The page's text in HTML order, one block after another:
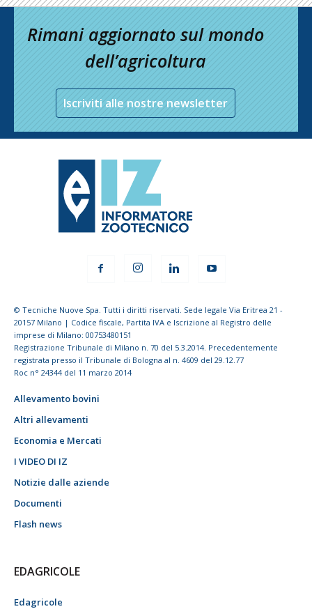
Rimani aggiornato sul mondo
dell’agricoltura
Iscriviti alle nostre newsletter
© Tecniche Nuove Spa. Tutti i diritti riservati. Sede legale Via Eritrea 21 -
20157 Milano | Codice fiscale, Partita IVA e Iscrizione al Registro delle
imprese di Milano: 00753480151
Registrazione Tribunale di Milano n. 70 del 5.3.2014. Precedentemente
registrata presso il Tribunale di Bologna al n. 4609 del 29.12.77
Roc n° 24344 del 11 marzo 2014
Allevamento bovini
Altri allevamenti
Economia e Mercati
I VIDEO DI IZ
Notizie dalle aziende
Documenti
Flash news
EDAGRICOLE
Edagricole